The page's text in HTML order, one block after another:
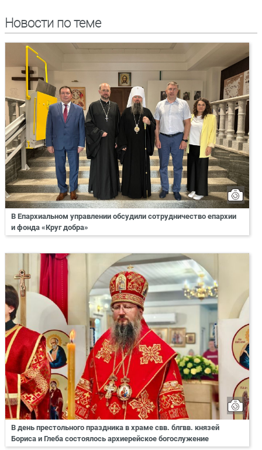
Новости по теме
В Епархиальном управлении обсудили сотрудничество епархии
и фонда «Круг добра»
В день престольного праздника в храме свв. блгвв. князей
Бориса и Глеба состоялось архиерейское богослужение